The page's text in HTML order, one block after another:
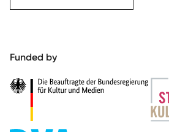
Funded by